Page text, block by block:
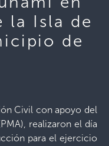
la Isla de
de
Civil con apoyo del
realizaron el día
para el ejercicio